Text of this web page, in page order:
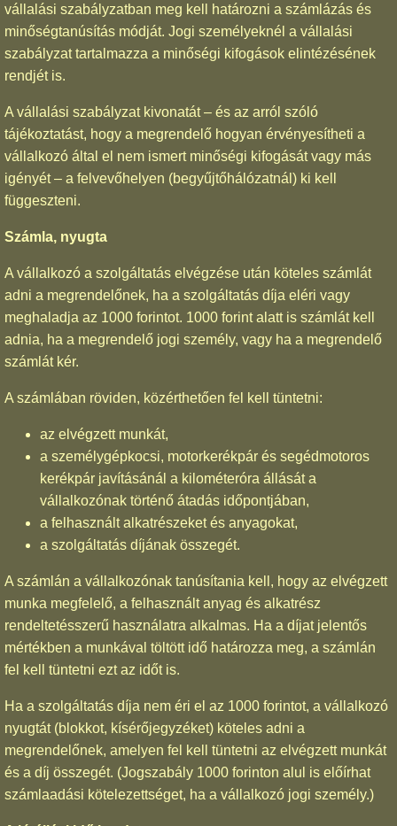
vállalási szabályzatban meg kell határozni a számlázás és
minőségtanúsítás módját. Jogi személyeknél a vállalási
szabályzat tartalmazza a minőségi kifogások elintézésének
rendjét is.
A vállalási szabályzat kivonatát – és az arról szóló
tájékoztatást, hogy a megrendelő hogyan érvényesítheti a
vállalkozó által el nem ismert minőségi kifogását vagy más
igényét – a felvevőhelyen (begyűjtőhálózatnál) ki kell
függeszteni.
Számla, nyugta
A vállalkozó a szolgáltatás elvégzése után köteles számlát
adni a megrendelőnek, ha a szolgáltatás díja eléri vagy
meghaladja az 1000 forintot. 1000 forint alatt is számlát kell
adnia, ha a megrendelő jogi személy, vagy ha a megrendelő
számlát kér.
A számlában röviden, közérthetően fel kell tüntetni:
az elvégzett munkát,
a személygépkocsi, motorkerékpár és segédmotoros
kerékpár javításánál a kilométeróra állását a
vállalkozónak történő átadás időpontjában,
a felhasznált alkatrészeket és anyagokat,
a szolgáltatás díjának összegét.
A számlán a vállalkozónak tanúsítania kell, hogy az elvégzett
munka megfelelő, a felhasznált anyag és alkatrész
rendeltetésszerű használatra alkalmas. Ha a díjat jelentős
mértékben a munkával töltött idő határozza meg, a számlán
fel kell tüntetni ezt az időt is.
Ha a szolgáltatás díja nem éri el az 1000 forintot, a vállalkozó
nyugtát (blokkot, kísérőjegyzéket) köteles adni a
megrendelőnek, amelyen fel kell tüntetni az elvégzett munkát
és a díj összegét. (Jogszabály 1000 forinton alul is előírhat
számlaadási kötelezettséget, ha a vállalkozó jogi személy.)